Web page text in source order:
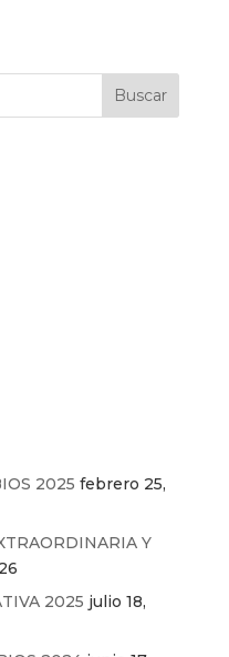
2025 febrero 25,
Y
2025 julio 18,